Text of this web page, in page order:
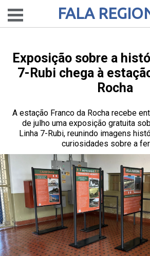
FALA
Exposição sobre a
7-Rubi chega à
Rocha
A estação Franco da Rocha recebe
de julho uma exposição gratuita
Linha 7-Rubi, reunindo imagens
curiosidades sobre a